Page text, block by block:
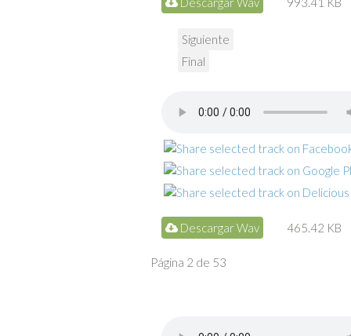
Descargar Wav 465.42 KB
Siguiente
Final
Página 2 de 53